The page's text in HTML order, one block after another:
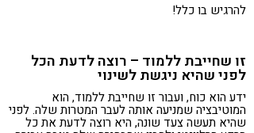
להרגיש בו כלל!
זו שחייבת ללמוד – רוצה לדעת הכל
לפני שהיא ניגשת לשינוי
ידע הוא כוח, ועבור זו שחייבת ללמוד, הוא
המוטיבציה שמניעה אותה לעבר המטרות שלה. לפני
שהיא תעשה צעד שונה, היא רוצה לדעת את כל